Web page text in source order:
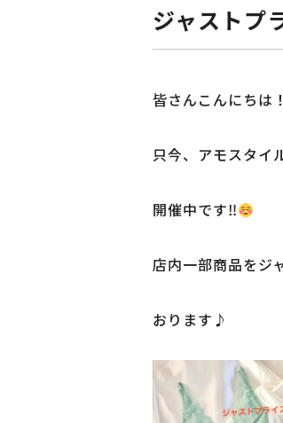
ジャストプ
皆さんこんにちは！
只今、アモスタイ
開催中です‼︎
店内一部商品をジ
おります♪